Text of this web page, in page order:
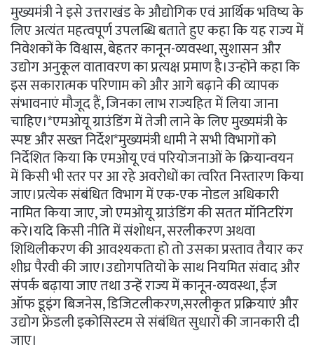
मुख्यमंत्री ने इसे उत्तराखंड के औद्योगिक एवं आर्थिक भविष्य के
लिए अत्यंत महत्वपूर्ण उपलब्धि बताते हुए कहा कि यह राज्य में
निवेशकों के विश्वास, बेहतर कानून-व्यवस्था, सुशासन और
उद्योग अनुकूल वातावरण का प्रत्यक्ष प्रमाण है।उन्होंने कहा कि
इस सकारात्मक परिणाम को और आगे बढ़ाने की व्यापक
संभावनाएं मौजूद हैं, जिनका लाभ राज्यहित में लिया जाना
चाहिए।*एमओयू ग्राउंडिंग में तेजी लाने के लिए मुख्यमंत्री के
स्पष्ट और सख्त निर्देश*मुख्यमंत्री धामी ने सभी विभागों को
निर्देशित किया कि एमओयू एवं परियोजनाओं के क्रियान्वयन
में किसी भी स्तर पर आ रहे अवरोधों का त्वरित निस्तारण किया
जाए।प्रत्येक संबंधित विभाग में एक-एक नोडल अधिकारी
नामित किया जाए, जो एमओयू ग्राउंडिंग की सतत मॉनिटरिंग
करे।यदि किसी नीति में संशोधन, सरलीकरण अथवा
शिथिलीकरण की आवश्यकता हो तो उसका प्रस्ताव तैयार कर
शीघ्र पैरवी की जाए।उद्योगपतियों के साथ नियमित संवाद और
संपर्क बढ़ाया जाए तथा उन्हें राज्य में कानून-व्यवस्था, ईज
ऑफ डूइंग बिजनेस, डिजिटलीकरण,सरलीकृत प्रक्रियाएं और
उद्योग फ्रेंडली इकोसिस्टम से संबंधित सुधारों की जानकारी दी
जाए।